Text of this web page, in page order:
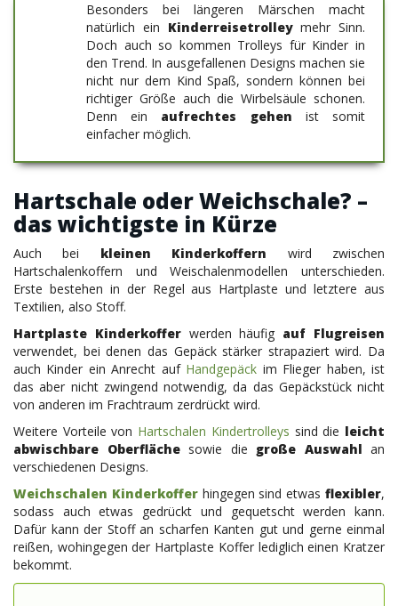
Besonders bei längeren Märschen macht
natürlich ein Kinderreisetrolleymehr Sinn.
Doch auch so kommen Trolleys für Kinder in
den Trend. In ausgefallenen Designs machen sie
nicht nur dem Kind Spaß, sondern können bei
richtiger Größe auch die Wirbelsäule schonen.
Denn ein aufrechtes gehen ist somit
einfacher möglich.
Hartschale oder Weichschale? –
das wichtigste in Kürze
Auch bei kleinen Kinderkoffern wird zwischen
Hartschalenkoffern und Weischalenmodellen unterschieden.
Erste bestehen in der Regel aus Hartplaste und letztere aus
Textilien, also Stoff.
Hartplaste Kinderkofferwerden häufig auf Flugreisen
verwendet, bei denen das Gepäck stärker strapaziert wird. Da
auch Kinder ein Anrecht auf Handgepäck im Flieger haben, ist
das aber nicht zwingend notwendig, da das Gepäckstück nicht
von anderen im Frachtraum zerdrückt wird.
Weitere Vorteile von Hartschalen Kindertrolleys sind die leicht
abwischbare Oberflächesowie die große Auswahl an
verschiedenen Designs.
Weichschalen Kinderkoffer hingegen sind etwasflexibler,
sodass auch etwas gedrückt und gequetscht werden kann.
Dafür kann der Stoff an scharfen Kanten gut und gerne einmal
reißen, wohingegen der Hartplaste Koffer lediglich einen Kratzer
bekommt.